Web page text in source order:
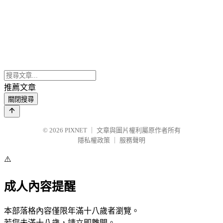
推薦文章
關閉搜尋
© 2026 PIXNET
文章與圖片權利屬原作者所有
隱私權政策
服務聲明
⚠️
成人內容提醒
本部落格內容僅限年滿十八歲者瀏覽。